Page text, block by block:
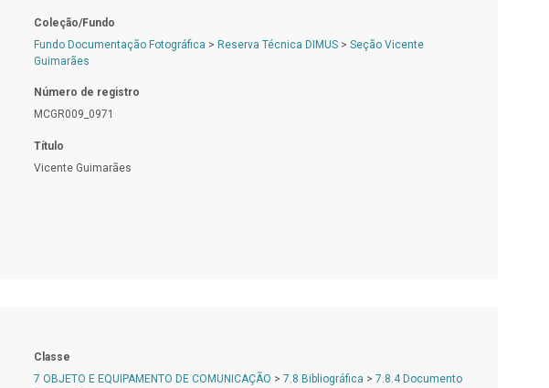
Coleção/Fundo
Fundo Documentação Fotográfica > Reserva Técnica DIMUS > Seção Vicente
Guimarães
Número de registro
MCGR009_0971
Título
Vicente Guimarães
Classe
7 OBJETO E EQUIPAMENTO DE COMUNICAÇÃO > 7.8 Bibliográfica > 7.8.4 Documento